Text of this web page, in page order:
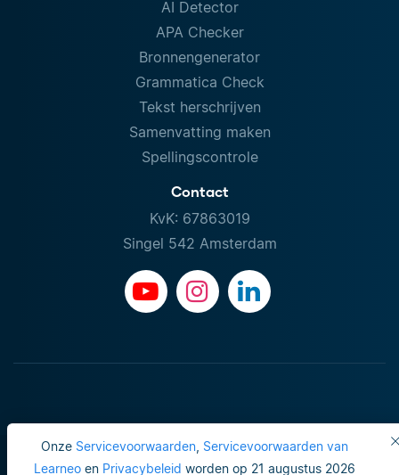
Onze Servicevoorwaarden, Servicevoorwaarden van
Learneoen Privacybeleid worden op 21 augustus 2026
AI Detector
APA Checker
Bronnengenerator
Grammatica Check
Tekst herschrijven
Samenvatting maken
Spellingscontrole
Contact
KvK: 67863019
Singel 542 Amsterdam